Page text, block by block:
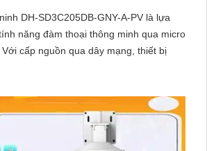
DH-SD3C205DB-GNY-A-PV là lựa
năng đàm thoại thông minh qua micro